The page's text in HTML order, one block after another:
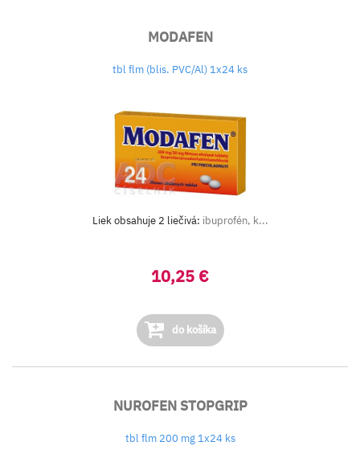
MODAFEN
tbl flm (blis. PVC/Al) 1x24 ks
Liek obsahuje 2 liečivá: ibuprofén, k...
10,25 €
do košíka
NUROFEN STOPGRIP
tbl flm 200 mg 1x24 ks